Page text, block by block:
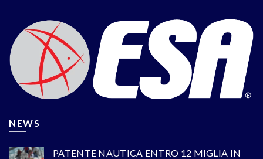
NEWS
PATENTE NAUTICA ENTRO 12 MIGLIA IN